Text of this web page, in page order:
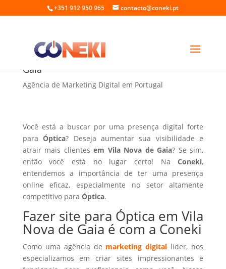
+351 912 950 965 contacto@coneki.pt
Fazer site para Óptica em Vila Nova de
Gaia
Agência de Marketing Digital em Portugal
Você está a buscar por uma presença digital forte
paraÓptica? Deseja aumentar sua visibilidade e
atrair mais clientesem Vila Nova de Gaia? Se sim,
então você está no lugar certo! NaConeki,
entendemos a importância de ter uma presença
online eficaz, especialmente no setor altamente
competitivo para Óptica.
Fazer site para Óptica em Vila
Nova de Gaia é com a Coneki
Como uma agência de marketing digital líder, nos
especializamos em criar sites impressionantes e